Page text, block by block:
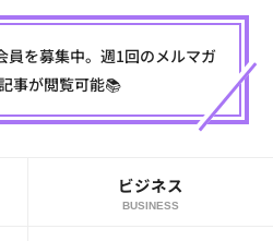
員を募集中。週1回のメルマガ
事が閲覧可能📚
ビジネス
BUSINESS